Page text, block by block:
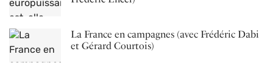
La France en campagnes (avec Frédéric Dabi
et Gérard Courtois)